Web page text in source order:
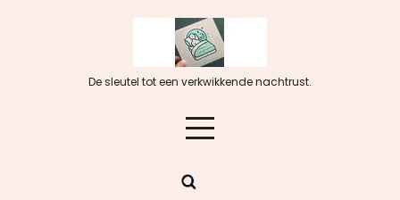
De sleutel tot een verkwikkende nachtrust.